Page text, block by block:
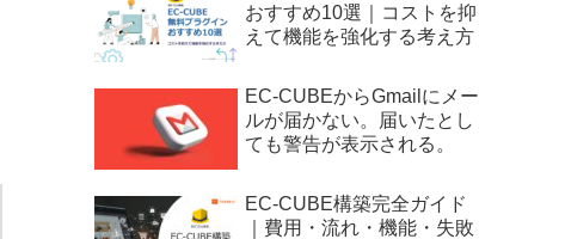
おすすめ10選｜コストを抑
えて機能を強化する考え方
EC-CUBEからGmailにメー
ルが届かない。届いたとし
ても警告が表示される。
EC-CUBE構築完全ガイド
｜費用・流れ・機能・失敗